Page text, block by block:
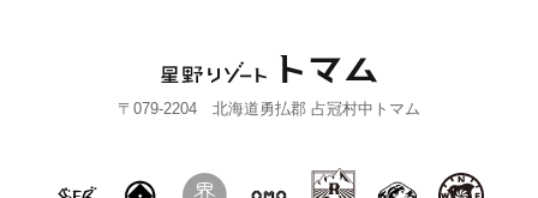
〒079-2204 北海道勇払郡 占冠村中トマム